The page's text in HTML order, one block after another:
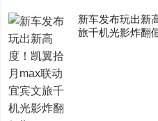
新车发布玩出新
旅千机光影炸翻